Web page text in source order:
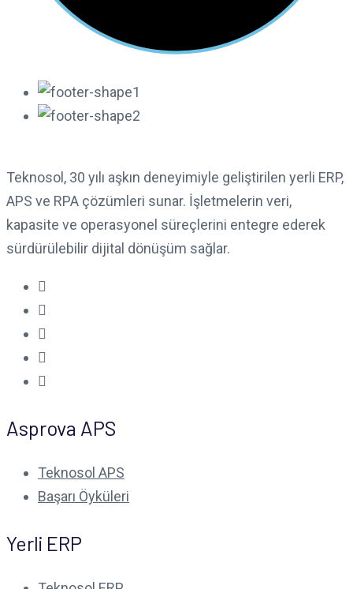
Teknosol, 30 yılı aşkın deneyimiyle geliştirilen yerli ERP,
APS ve RPA çözümleri sunar. İşletmelerin veri,
kapasite ve operasyonel süreçlerini entegre ederek
sürdürülebilir dijital dönüşüm sağlar.
Asprova APS
Teknosol APS
Başarı Öyküleri
Yerli ERP